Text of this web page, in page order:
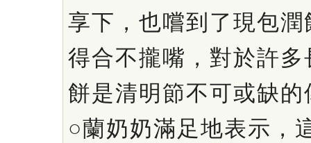
享下，也嚐到了現包
得合不攏嘴，對於許
餅是清明節不可或缺
○蘭奶奶滿足地表示，